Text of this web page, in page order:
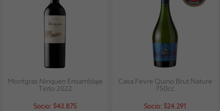
Montgras Ninquen Ensamblaje
Tinto 2022
Socio: $43.875
Casa Fevre Quino Brut Nature
750cc
Socio: $24.291